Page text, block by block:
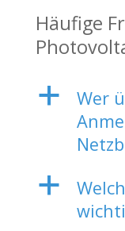
Häufige
a
Wer
a